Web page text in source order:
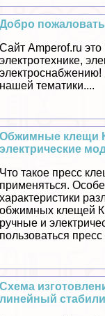
Добро
Сайт Amperof.ru
электротехнике,
нашей тематики....
Обжимные клещи
электрические
Что такое пресс
применяться.
хаpaктеристики
обжимных клещей
ручные и
пользоваться
Схема
линейный